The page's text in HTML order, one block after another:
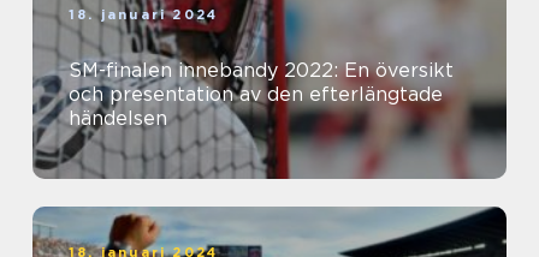
18. januari 2024
SM-finalen innebandy 2022: En översikt
och presentation av den efterlängtade
händelsen
18. januari 2024